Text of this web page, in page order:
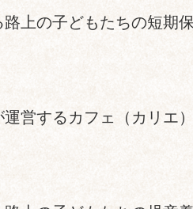
上の子どもたちの短期
営するカフェ（カリエ